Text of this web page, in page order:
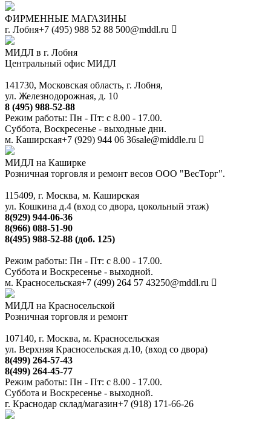
ФИРМЕННЫЕ МАГАЗИНЫ
г. Лобня+7 (495) 988 52 88 500@mddl.ru
МИДЛ в г. Лобня
Центральный офис МИДЛ
141730, Московская область, г. Лобня,
ул. Железнодорожная, д. 10
8 (495) 988-52-88
Режим работы: Пн - Пт: с 8.00 - 17.00.
Суббота, Воскресенье - выходные дни.
м. Каширская+7 (929) 944 06 36sale@middle.ru
МИДЛ на Каширке
Розничная торговля и ремонт весов ООО "ВесТорг".
115409, г. Москва, м. Каширская
ул. Кошкина д.4 (вход со двора, цокольный этаж)
8(929) 944-06-36
8(966) 088-51-90
8(495) 988-52-88 (доб. 125)
Режим работы: Пн - Пт: с 8.00 - 17.00.
Суббота и Воскресенье - выходной.
м. Красносельская+7 (499) 264 57 43250@mddl.ru
МИДЛ на Красносельской
Розничная торговля и ремонт
107140, г. Москва, м. Красносельская
ул. Верхняя Красносельская д.10, (вход со двора)
8(499) 264-57-43
8(499) 264-45-77
Режим работы: Пн - Пт: с 8.00 - 17.00.
Суббота и Воскресенье - выходной.
г. Краснодар склад/магазин+7 (918) 171-66-26